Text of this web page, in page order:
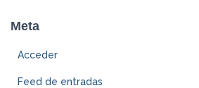
Meta
Acceder
Feed de entradas